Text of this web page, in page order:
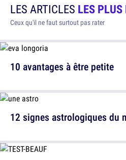
LES ARTICLES LES PLUS
Ceux qu'il ne faut surtout pas rater
10 avantages à être petite
12 signes astrologiques du